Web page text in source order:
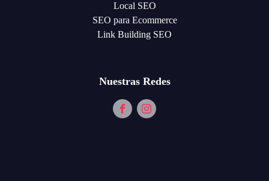
Local SEO
SEO para Ecommerce
Link Building SEO
Nuestras Redes